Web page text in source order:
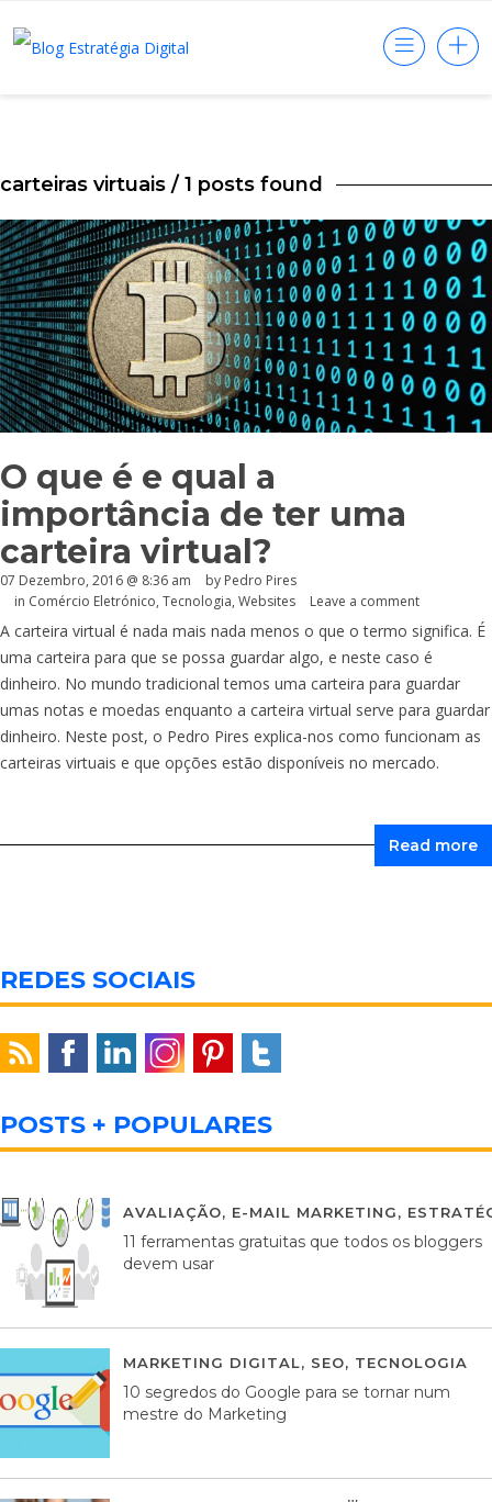
carteiras virtuais / 1 posts found
O que é e qual a
importância de ter uma
carteira virtual?
07 Dezembro, 2016 @ 8:36 am
by Pedro Pires
in Comércio Eletrónico, Tecnologia, Websites Leave a comment
A carteira virtual é nada mais nada menos o que o termo significa. É
uma carteira para que se possa guardar algo, e neste caso é
dinheiro. No mundo tradicional temos uma carteira para guardar
umas notas e moedas enquanto a carteira virtual serve para guardar
dinheiro. Neste post, o Pedro Pires explica-nos como funcionam as
carteiras virtuais e que opções estão disponíveis no mercado.
Read more
REDES SOCIAIS
POSTS + POPULARES
AVALIAÇÃO, E-MAIL MARKETING,
11 ferramentas gratuitas que todos os bloggers
devem usar
MARKETING DIGITAL, SEO, TECNOLOGIA
10 segredos do Google para se tornar num
mestre do Marketing